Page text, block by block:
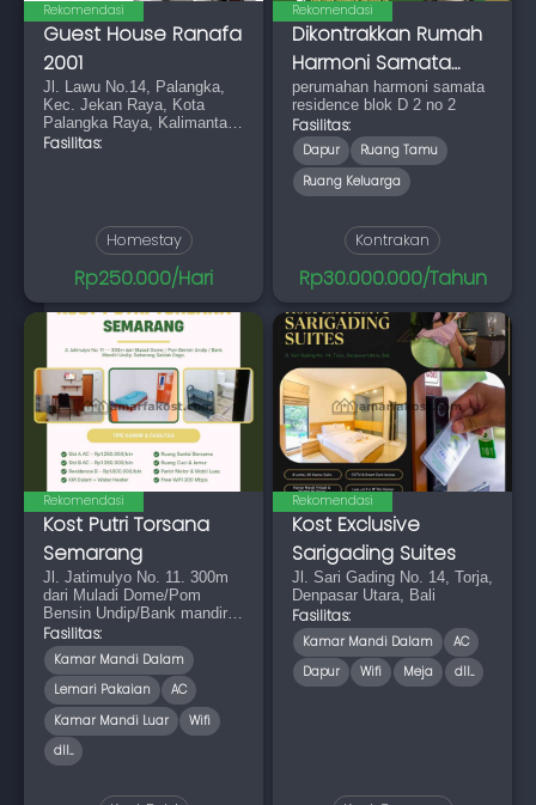
Rekomendasi
Guest House Ranafa
2001
Jl. Lawu No.14, Palangka,
Kec. Jekan Raya, Kota
Palangka Raya, Kalimantan
Tengah 74874
Fasilitas:
Homestay
Rp250.000/Hari
Rekomendasi
Dikontrakkan Rumah
Harmoni Samata
Residence
perumahan harmoni samata
residence blok D 2 no 2
Fasilitas:
Dapur
Ruang Tamu
Ruang Keluarga
Kontrakan
Rp30.000.000/Tahun
Rekomendasi
Kost Putri Torsana
Semarang
Jl. Jatimulyo No. 11. 300m
dari Muladi Dome/Pom
Bensin Undip/Bank mandiri
Undip, Seberangnya Seblak
Dago
Fasilitas:
Kamar Mandi Dalam
Lemari Pakaian
AC
Kamar Mandi Luar
Wifi
dll...
Rekomendasi
Kost Exclusive
Sarigading Suites
Jl. Sari Gading No. 14, Torja,
Denpasar Utara, Bali
Fasilitas:
Kamar Mandi Dalam
AC
Dapur
Wifi Meja dll...